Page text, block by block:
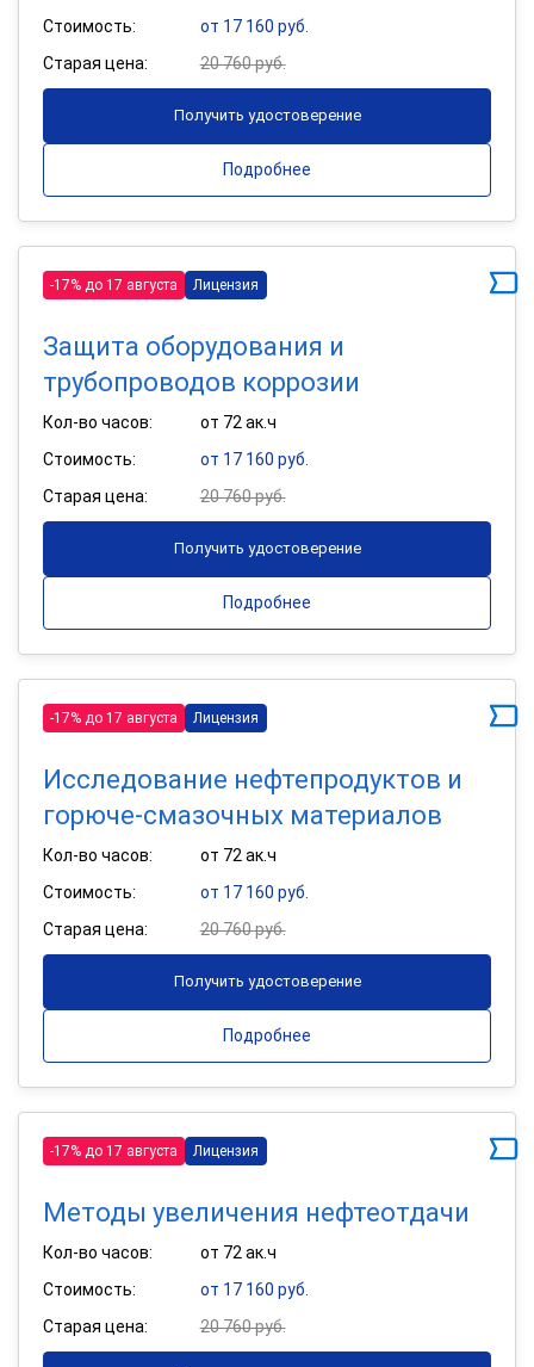
Стоимость:
от 17 160 руб.
Старая цена:
20 760 руб.
Получить удостоверение
Подробнее
-17% до 17 августа Лицензия
Защита оборудования и
трубопроводов коррозии
Кол-во часов:
от 72 ак.ч
Стоимость:
от 17 160 руб.
Старая цена:
20 760 руб.
Получить удостоверение
Подробнее
-17% до 17 августа Лицензия
Исследование нефтепродуктов и
горюче-смазочных материалов
Кол-во часов:
от 72 ак.ч
Стоимость:
от 17 160 руб.
Старая цена:
20 760 руб.
Получить удостоверение
Подробнее
-17% до 17 августа Лицензия
Методы увеличения нефтеотдачи
Кол-во часов:
от 72 ак.ч
Стоимость:
от 17 160 руб.
Старая цена:
20 760 руб.